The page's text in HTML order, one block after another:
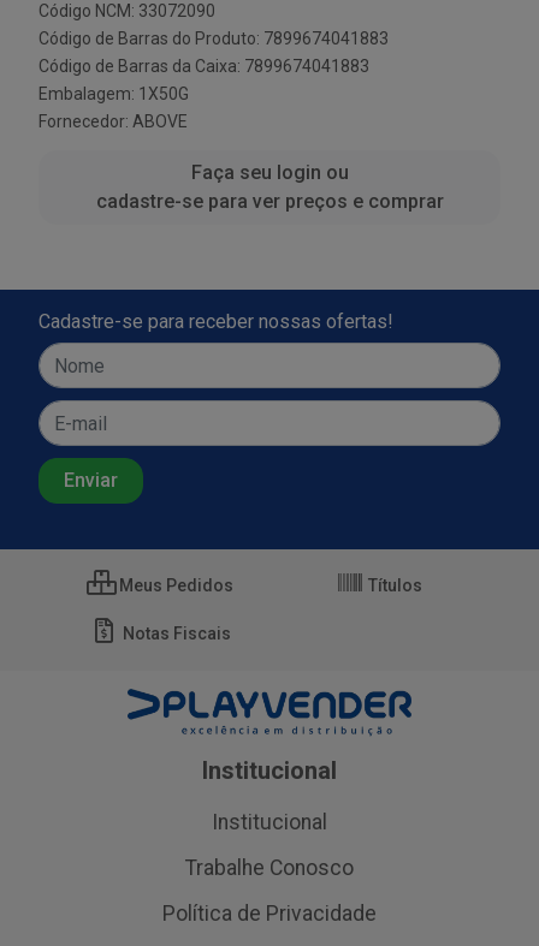
Código NCM: 33072090
Código de Barras do Produto: 7899674041883
Código de Barras da Caixa: 7899674041883
Embalagem: 1X50G
Fornecedor: ABOVE
Faça seu login ou
cadastre-se para ver preços e comprar
Cadastre-se para receber nossas ofertas!
Meus Pedidos Títulos
Notas Fiscais
Institucional
Institucional
Trabalhe Conosco
Política de Privacidade